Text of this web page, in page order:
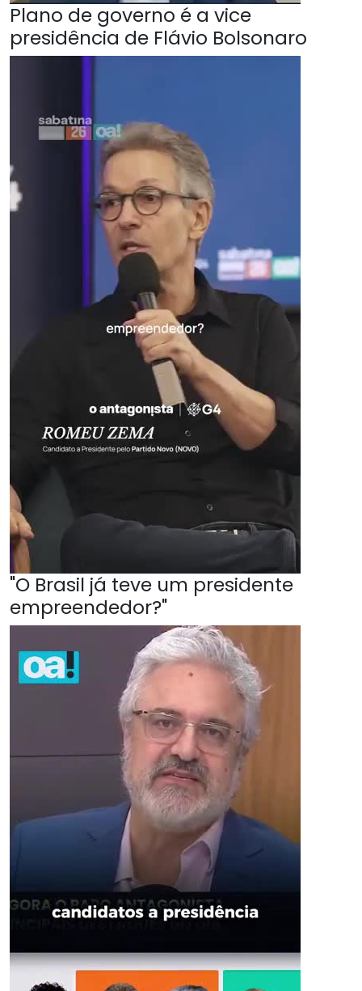
Plano de governo é a vice
presidência de Flávio Bolsonaro
"O Brasil já teve um presidente
empreendedor?"